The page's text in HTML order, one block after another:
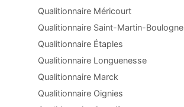
Qualitionnaire Méricourt
Qualitionnaire Saint-Martin-Boulogne
Qualitionnaire Étaples
Qualitionnaire Longuenesse
Qualitionnaire Marck
Qualitionnaire Oignies